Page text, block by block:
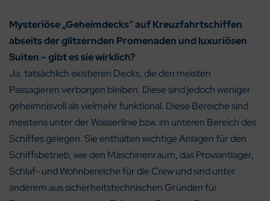
Mysteriöse „Geheimdecks“ auf Kreuzfahrtschiffen
abseits der glitzernden Promenaden und luxuriösen
Suiten – gibt es sie wirklich?
Ja, tatsächlich existieren Decks, die den meisten
Passagieren verborgen bleiben. Diese sind jedoch weniger
geheimnisvoll als vielmehr funktional. Diese Bereiche sind
meistens unter der Wasserlinie bzw. im unteren Bereich des
Schiffes gelegen. Sie enthalten wichtige Anlagen für den
Schiffsbetrieb, wie den Maschinenraum, das Proviantlager,
Schlaf- und Wohnbereiche für die Crew und sind unter
anderem aus sicherheitstechnischen Gründen für